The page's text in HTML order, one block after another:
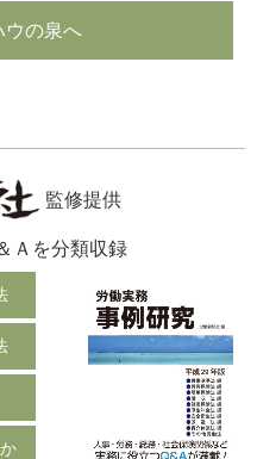
ウの泉へ
監修提供
Ａを分類収録